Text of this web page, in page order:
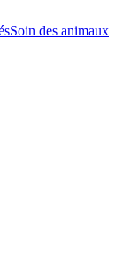
Soin des animaux